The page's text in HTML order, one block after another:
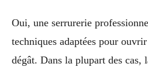
Oui, une serrurerie
techniques adaptées pour
dégât. Dans la plupart des cas,